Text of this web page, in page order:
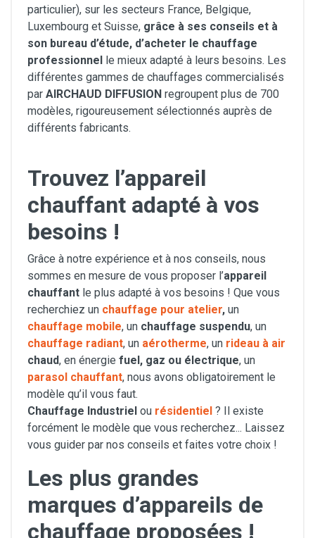
particulier), sur les secteurs France, Belgique,
Luxembourg et Suisse, grâce à ses conseils et à
son bureau d’étude, d’acheter le chauffage
professionnel le mieux adapté à leurs besoins. Les
différentes gammes de chauffages commercialisés
par AIRCHAUD DIFFUSION regroupent plus de 700
modèles, rigoureusement sélectionnés auprès de
différents fabricants.
Trouvez l’appareil
chauffant adapté à vos
besoins !
Grâce à notre expérience et à nos conseils, nous
sommes en mesure de vous proposer l’appareil
chauffant le plus adapté à vos besoins ! Que vous
recherchiez un chauffage pour atelier, un
chauffage mobile, un chauffage suspendu, un
chauffage radiant, un aérotherme, un rideau à air
chaud, en énergie fuel, gaz ou électrique, un
parasol chauffant, nous avons obligatoirement le
modèle qu’il vous faut.
Chauffage Industriel ou résidentiel ? Il existe
forcément le modèle que vous recherchez... Laissez
vous guider par nos conseils et faites votre choix !
Les plus grandes
marques d’appareils de
chauffage proposées !